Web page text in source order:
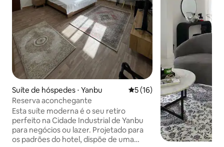
Suíte de hóspedes ⋅ Yanbu 5 de uma avaliação média
5 (16)
Reserva aconchegante
Esta suíte moderna é o seu retiro
perfeito na Cidade Industrial de Yanbu
para negócios ou lazer. Projetado para
os padrões do hotel, dispõe de uma